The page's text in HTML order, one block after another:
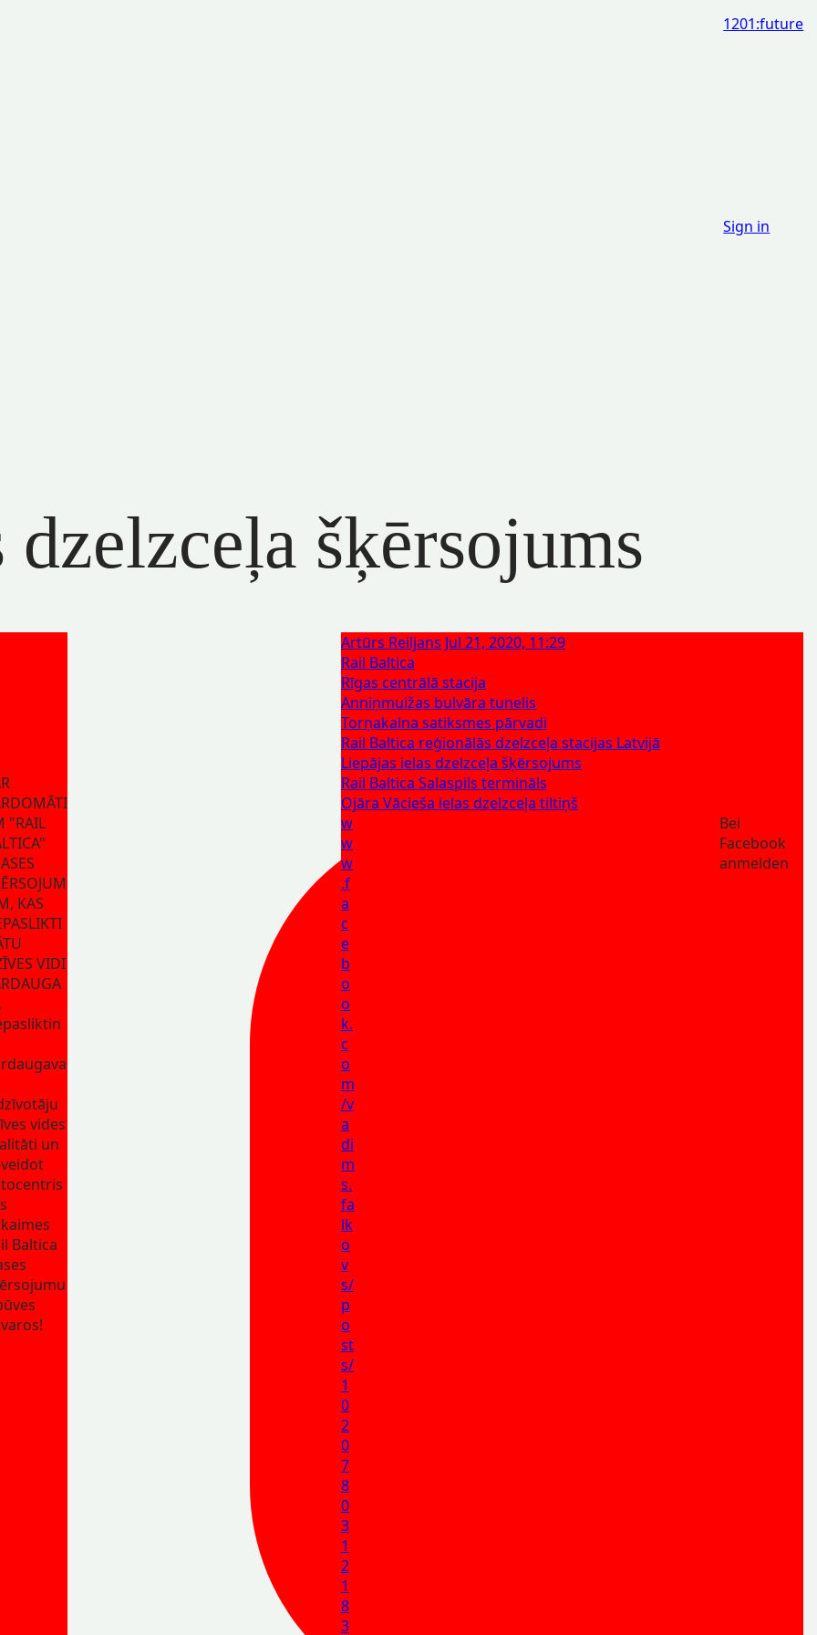
1201:future
Sign in
šķērsojums
"RAIL
KAS
VIDI
vides
un
Baltica
Artūrs Reiljans Jul 21, 2020, 11:29
Rail Baltica
Rīgas centrālā stacija
Anniņmuižas bulvāra tunelis
Torņakalna satiksmes pārvadi
Rail Baltica reģionālās dzelzceļa stacijas Latvijā
Liepājas ielas dzelzceļa šķērsojums
Rail Baltica Salaspils termināls
Ojāra Vācieša ielas dzelzceļa tiltiņš
w
w
w
.f
a
c
e
b
o
o
k.
c
o
m
/v
a
di
m
s.
fa
lk
o
v
s/
p
o
st
s/
1
0
2
0
7
8
0
3
1
2
1
8
3
Bei
Facebook
anmelden